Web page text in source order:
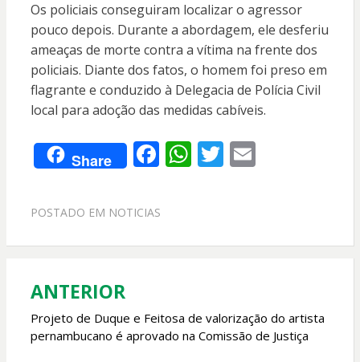
Os policiais conseguiram localizar o agressor
pouco depois. Durante a abordagem, ele desferiu
ameaças de morte contra a vítima na frente dos
policiais. Diante dos fatos, o homem foi preso em
flagrante e conduzido à Delegacia de Polícia Civil
local para adoção das medidas cabíveis.
Share F
e
o
k
W
A
p
T E
POSTADO EM NOTICIAS
Navegação
de
Post
ANTERIOR
Projeto de Duque e Feitosa de valorização do artista
pernambucano é aprovado na Comissão de Justiça